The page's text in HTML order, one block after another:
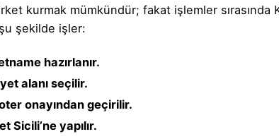
kurmak mümkündür; fakat işlemler sırasında
şekilde işler:
hazırlanır.
alanı seçilir.
onayından geçirilir.
Sicili’ne yapılır.